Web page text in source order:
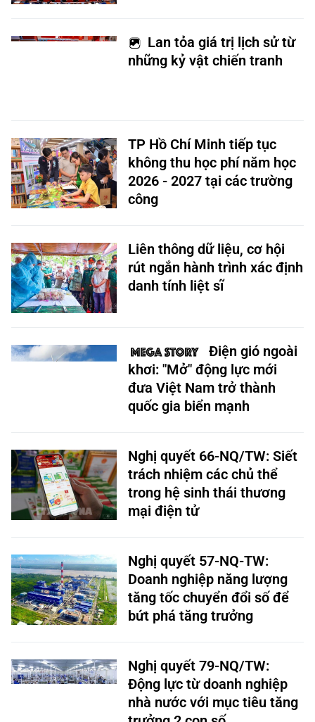
Lan tỏa giá trị lịch sử từ
những kỷ vật chiến tranh
TP Hồ Chí Minh tiếp tục
không thu học phí năm học
2026 - 2027 tại các trường
công
Liên thông dữ liệu, cơ hội
rút ngắn hành trình xác định
danh tính liệt sĩ
Điện gió ngoài
khơi: "Mở" động lực mới
đưa Việt Nam trở thành
quốc gia biển mạnh
Nghị quyết 66-NQ/TW: Siết
trách nhiệm các chủ thể
trong hệ sinh thái thương
mại điện tử
Nghị quyết 57-NQ-TW:
Doanh nghiệp năng lượng
tăng tốc chuyển đổi số để
bứt phá tăng trưởng
Nghị quyết 79-NQ/TW:
Động lực từ doanh nghiệp
nhà nước với mục tiêu tăng